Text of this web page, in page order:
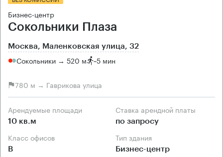
Бизнес-центр
Сокольники Плаза
Москва, Маленковская улица, 32
Сокольники → 520 м ~5 мин
780 м → Гаврикова улица
Арендуемые площади
10 кв.м
Ставка арендной платы
по запросу
Класс офисов
B
Тип здания
Бизнес-центр